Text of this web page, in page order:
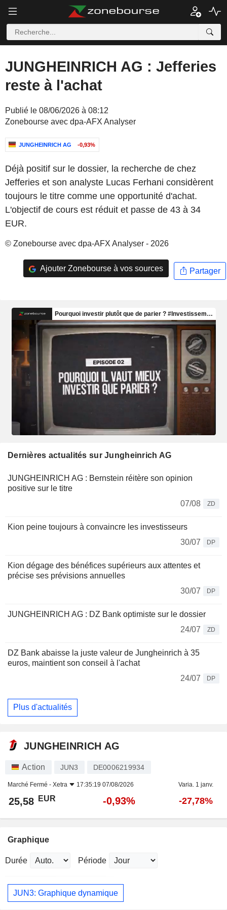
JUNGHEINRICH AG : Jefferies
reste à l'achat
Publié le 08/06/2026 à 08:12
Zonebourse avec dpa-AFX Analyser
JUNGHEINRICH AG -0,93%
Déjà positif sur le dossier, la recherche de chez
Jefferies et son analyste Lucas Ferhani considèrent
toujours le titre comme une opportunité d'achat.
L'objectif de cours est réduit et passe de 43 à 34
EUR.
© Zonebourse avec dpa-AFX Analyser - 2026
Ajouter Zonebourse à vos sources Partager
Dernières actualités sur Jungheinrich AG
JUNGHEINRICH AG : Bernstein réitère son opinion
positive sur le titre
07/08
ZD
Kion peine toujours à convaincre les investisseurs
30/07
DP
Kion dégage des bénéfices supérieurs aux attentes et
précise ses prévisions annuelles
30/07
DP
JUNGHEINRICH AG : DZ Bank optimiste sur le dossier
24/07
ZD
DZ Bank abaisse la juste valeur de Jungheinrich à 35
euros, maintient son conseil à l'achat
24/07
DP
Plus d'actualités
JUNGHEINRICH AG
Action JUN3 DE0006219934
Marché Fermé - Xetra 17:35:19 07/08/2026 Varia. 1 janv.
25,58 EUR -0,93% -27,78%
Graphique
Durée Période
JUN3: Graphique dynamique